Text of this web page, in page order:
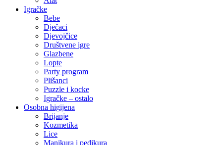
Igračke
Bebe
Dječaci
Djevojčice
Društvene igre
Glazbene
Lopte
Party program
Plišanci
Puzzle i kocke
Igračke – ostalo
Osobna higijena
Brijanje
Kozmetika
Lice
Manikura i pedikura